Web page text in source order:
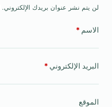
لن يتم نشر عنوان بريدك الإلكتروني.
الاسم *
البريد الإلكتروني *
الموقع